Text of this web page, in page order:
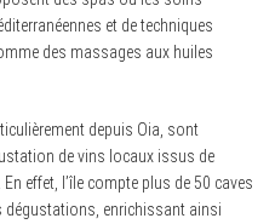
et de techniques
des massages aux huiles
depuis Oia, sont
de vins locaux issus de
. En effet, l’île compte plus de 50 caves
dégustations, enrichissant ainsi